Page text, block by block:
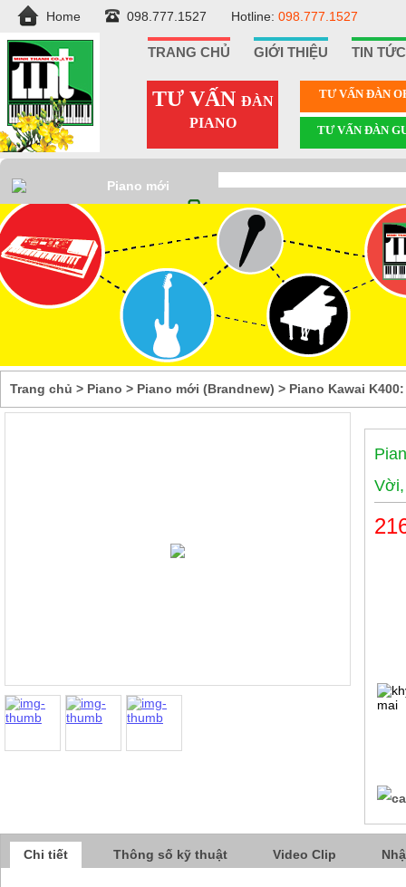
Home 098.777.1527 Hotline: 098.777.1527
TRANG CHỦ GIỚI THIỆU TIN TỨC
TƯ VẤN ĐÀN
PIANO
TƯ VẤN ÐÀN
TƯ VẤN ÐÀN
Piano mới
Trang chủ > Piano > Piano mới (Brandnew) > Piano Kawai
Chi tiết Thông số kỹ thuật Video Clip